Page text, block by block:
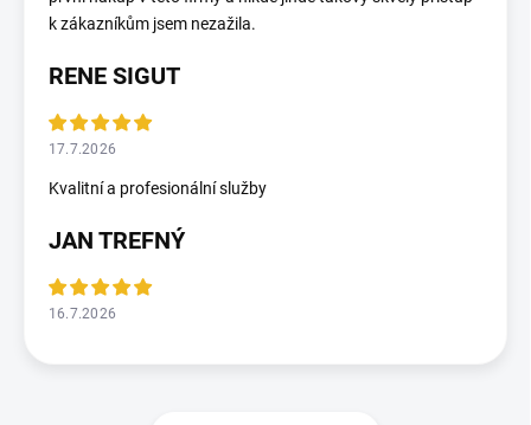
k zákazníkům jsem nezažila.
RENE SIGUT
17.7.2026
Kvalitní a profesionální služby
JAN TREFNÝ
16.7.2026